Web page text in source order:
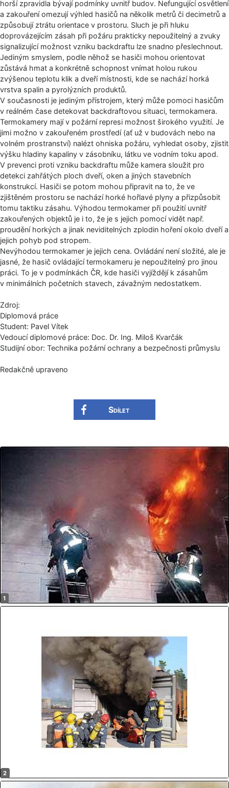
horší zpravidla bývají podmínky uvnitř budov. Nefungující osvětlení
a zakouření omezují výhled hasičů na několik metrů či decimetrů a
způsobují ztrátu orientace v prostoru. Sluch je při hluku
doprovázejícím zásah při požáru prakticky nepoužitelný a zvuky
signalizující možnost vzniku backdraftu lze snadno přeslechnout.
Jediným smyslem, podle něhož se hasiči mohou orientovat
zůstává hmat a konkrétně schopnost vnímat holou rukou
zvýšenou teplotu klik a dveří místnosti, kde se nachází horká
vrstva spalin a pyrolýzních produktů.
V současnosti je jediným přístrojem, který může pomoci hasičům
v reálném čase detekovat backdraftovou situaci, termokamera.
Termokamery mají v požární represi možnost širokého využití. Je
jimi možno v zakouřeném prostředí (ať už v budovách nebo na
volném prostranství) nalézt ohniska požáru, vyhledat osoby, zjistit
výšku hladiny kapaliny v zásobníku, látku ve vodním toku apod.
V prevenci proti vzniku backdraftu může kamera sloužit pro
detekci zahřátých ploch dveří, oken a jiných stavebních
konstrukcí. Hasiči se potom mohou připravit na to, že ve
zjištěném prostoru se nachází horké hořlavé plyny a přizpůsobit
tomu taktiku zásahu. Výhodou termokamer při použití uvnitř
zakouřených objektů je i to, že je s jejich pomocí vidět např.
proudění horkých a jinak neviditelných zplodin hoření okolo dveří a
jejich pohyb pod stropem.
Nevýhodou termokamer je jejich cena. Ovládání není složité, ale je
jasné, že hasič ovládající termokameru je nepoužitelný pro jinou
práci. To je v podmínkách ČR, kde hasiči vyjíždějí k zásahům
v minimálních početních stavech, závažným nedostatkem.
Zdroj:
Diplomová práce
Student: Pavel Vítek
Vedoucí diplomové práce: Doc. Dr. Ing. Miloš Kvarčák
Studijní obor: Technika požární ochrany a bezpečnosti průmyslu
Redakčně upraveno
Sdílet